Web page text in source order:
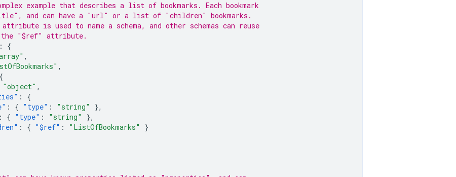
example that describes a list of bookmarks. Each bookmark
and can have a "url" or a list of "children" bookmarks.
is used to name a schema, and other schemas can reuse
"$ref" attribute.
:
{
,
,
{
"object" ,
:
{
: { "type" : "string"
},
: { "type" : "string"
},
: { "$ref" : "ListOfBookmarks"
}